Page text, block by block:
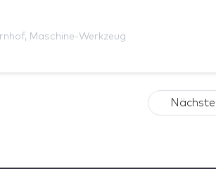
, Maschine-Werkzeug